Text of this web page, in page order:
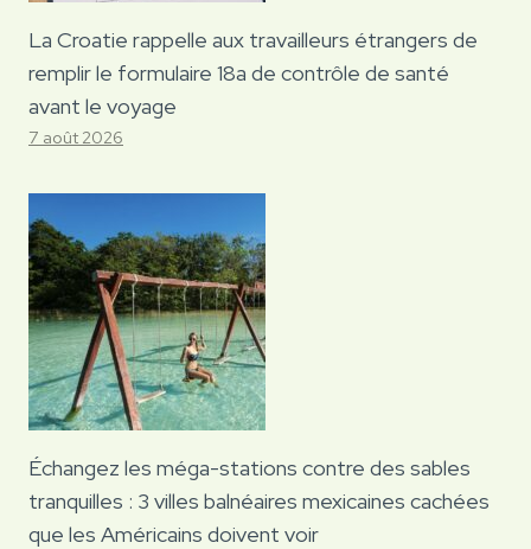
La Croatie rappelle aux travailleurs étrangers de
remplir le formulaire 18a de contrôle de santé
avant le voyage
7 août 2026
Échangez les méga-stations contre des sables
tranquilles : 3 villes balnéaires mexicaines cachées
que les Américains doivent voir